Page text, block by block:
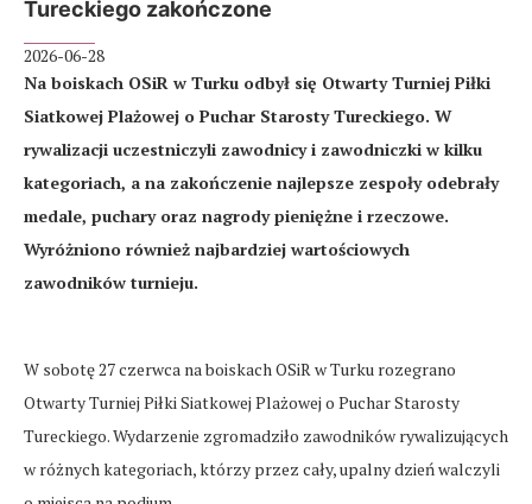
Tureckiego zakończone
2026-06-28
Na boiskach OSiR w Turku odbył się Otwarty Turniej Piłki
Siatkowej Plażowej o Puchar Starosty Tureckiego. W
rywalizacji uczestniczyli zawodnicy i zawodniczki w kilku
kategoriach, a na zakończenie najlepsze zespoły odebrały
medale, puchary oraz nagrody pieniężne i rzeczowe.
Wyróżniono również najbardziej wartościowych
zawodników turnieju.
W sobotę 27 czerwca na boiskach OSiR w Turku rozegrano
Otwarty Turniej Piłki Siatkowej Plażowej o Puchar Starosty
Tureckiego. Wydarzenie zgromadziło zawodników rywalizujących
w różnych kategoriach, którzy przez cały, upalny dzień walczyli